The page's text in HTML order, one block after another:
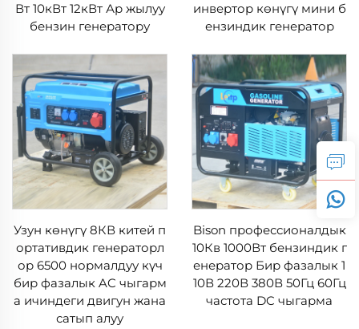
Вт 10кВт 12кВт Ар жылуу
бензин генератору
инвертор көнүгү мини б
ензиндик генератор
Узун көнүгү 8КВ китей п
ортативдик генераторл
ор 6500 нормалдуу күч
бир фазалык AC чыгарм
а ичиндеги двигун жана
сатып алуу
Bison профессионалдык
10Кв 1000Вт бензиндик г
енератор Бир фазалык 1
10В 220В 380В 50Гц 60Гц
частота DC чыгарма